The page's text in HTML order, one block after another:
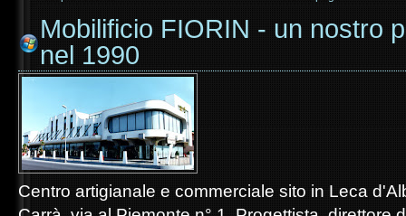
Mobilificio FIORIN - un nostro
nel 1990
Centro artigianale e commerciale sito in Leca